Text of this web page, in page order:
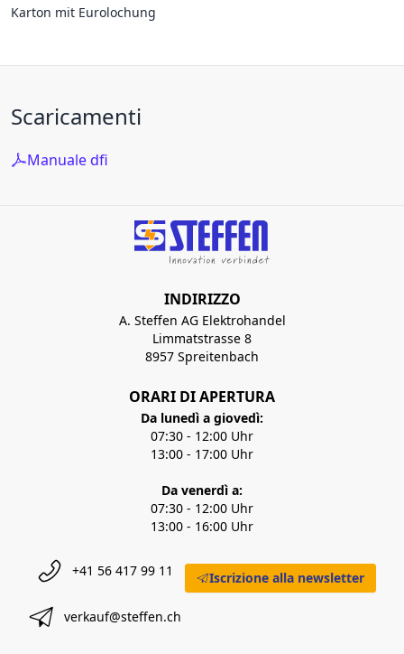
Karton mit Eurolochung
Scaricamenti
Manuale dfi
INDIRIZZO
A. Steffen AG Elektrohandel
Limmatstrasse 8
8957 Spreitenbach
ORARI DI APERTURA
Da lunedì a giovedì:
07:30 - 12:00 Uhr
13:00 - 17:00 Uhr
Da venerdì a:
07:30 - 12:00 Uhr
13:00 - 16:00 Uhr
+41 56 417 99 11
verkauf@steffen.ch
Iscrizione alla newsletter